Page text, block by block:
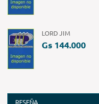
LORD JIM
Gs 144.000
RESEÑA